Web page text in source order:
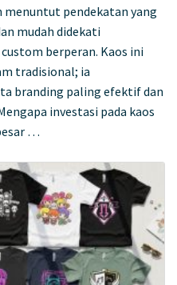
pendekatan yang
mudah didekati
berperan. Kaos ini
tradisional; ia
branding paling efektif dan
investasi pada kaos
…